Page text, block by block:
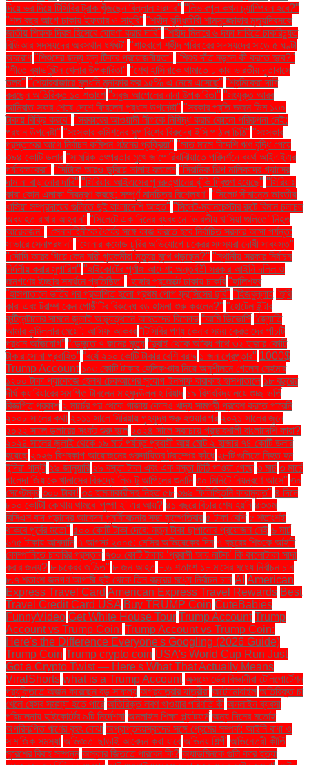
দিয়ে ভর দিয়ে টিসিবির ট্রাক খুঁজছেন বিল্লাল সরদার" "লিভারপুল কখন চ্যাম্পিয়ন হবে?"
"শত বছর আগে ঢাকায় ইফতার ও সাহ্‌রি" "শহীদ বুদ্ধিজীবী শামসুজ্জোহার মৃত্যুদিবসকে
জাতীয় শিক্ষক দিবস হিসেবে ঘোষণা করার দাবি" "শহীদ মিনারে ৬ দফা দাবিতে চাকরিচ্যুত
বিডিআর সদস্যদের অবস্থান ধর্মঘট" "শাহবাগে শহীদ পরিবারের সদস্যদের সাড়ে ৫ ঘণ্টা
অবরোধ "শিশুদের জন্য ফ্লু টিকার প্রয়োজনীয়তা" "শিশুর দাঁত নড়লে কী করতে হবে?"
"শীতে ব্যাডমিন্টন খেলার উপকারিতা" "শেখ হাসিনাকে থামাতে ঢাকায় ভারতীয় দূতাবাসে
তলব" "শেয়ারবাজারে মূলধনি মুনাফার কর ১৫% এ নেমে এসেছে" "শ্রমিকেরা দাবি
করছেন অতিরিক্ত ১০ শতাংশ "সবুজ আপেলের নানা উপকারিতা" "সংযুক্ত আরব
আমিরাত সফর শেষে দেশে ফিরলেন প্রধান উপদেষ্টা" "সরকার প্রতি ডজন ডিম ১৩০
টাকায় বিক্রি করবে" "সরকারের আওয়ামী লীগকে নিষিদ্ধ করার কোনো পরিকল্পনা নেই:
প্রধান উপদেষ্টা" "সংস্কার কমিশনের সুপারিশের বিরুদ্ধে ইসি পাঠাল চিঠি" "সংস্কার
প্রস্তাবের আগে নির্বাচন কমিশন গঠনের প্রক্রিয়া" "সাত মাসে বিদেশি ঋণ বৃদ্ধি পেয়ে
৩৯৪ কোটি ডলার "সামরিক তৎপরতার মুখে জাপোরিঝঝিয়াতে পরিদর্শনে ব্যর্থ আইএইএর
পর্যবেক্ষকেরা" "সিটিকে আরও ডুবিয়ে সালাহ বললেন "সিরামিক শিল্প মালিকদের গ্যাসের
দাম না বাড়ানোর দাবি" "সিরিয়ায় আইএসের পুনরুত্থানের ঝুঁকি দ্বিগুণ হয়েছে" "সিরিয়ায়
কারা কোন এলাকা নিয়ন্ত্রণ করছে: সম্পূর্ণ মানচিত্র বিশ্লেষণ" "সিলেট সীমান্তে ভারতীয়
খাসিয়া সম্প্রদায়ের গুলিতে দুই বাংলাদেশি আহত" "সিলেট-ম্যানচেস্টার রুটে বিমান চলাচল
অব্যাহত রাখার আহ্বান" "সিলেটে এক দিনের ব্যবধানে ‘ভারতীয় খাসিয়া গু‌লিতে’ নিহত
আরেকজন" "সেনাবাহিনীকে ধৈর্যের সঙ্গে কাজ করতে হবে নির্বাচিত সরকার আসা পর্যন্ত:
সাভারে সেনাপ্রধান" "সোনার কমোড চুরির অভিযোগে চক্রের সদস্যরা দোষী সাব্যস্ত"
"সৌদি আরব গিয়ে কেন নারী গৃহকর্মীরা মৃত্যুর মুখে পড়ছেন?" "স্থানীয় সরকার নির্বাচন
নির্দলীয় করার সুপারিশ" "হাইকোর্টের পূর্ণাঙ্গ আদেশ: অন্তর্বর্তী সরকার আইনি দলিল ও
জনগণের ইচ্ছার সমর্থনে প্রতিষ্ঠিত" "হাঙ্গার প্রজেক্টে ঢাকায় চাকরি "হালিশহর
"হাসপাতালে ভর্তির পর প্রকাশিত হলো প্রথম পোপ ফ্রান্সিসের ছবি" "হিজবুল্লাহ "হুথি
কারা এবং ট্রাম্প কেন গোষ্ঠীটির বিরুদ্ধে বড় হামলা শুরু করলেন?" "হোটেল ইন্টার
কন্টিনেন্টালের সামনে জুলাই অভ্যুত্থানে আহতদের বিক্ষোভ “আমি ডিভোর্সি “জ্যোতি
আমার কুমিল্লার মেয়ে”: আসিফ আকবর “টিসিবির পণ্য কেনার সময় ক্রেতাদের পাঁচটি
প্রধান অভিযোগ” “ডেঙ্গুতে ৭ জনের মৃত্যু “দুবাই থেকে অবৈধ পথে ৩২ হাজার কোটি
টাকার সোনা প্রবাহিত” “বর্ষে ২০০ কোটি টাকার বেশি বরাদ্দ ১ জন গ্রেপ্তার" 1000$
Trump Account ১০৩ কোটি টাকার হেলিকপ্টার নিয়ে অনুশীলনে গেলেন নেইমার
১২০০ টাকা প্যাকেজে হেলথ চেকআপের সুযোগ ইনসাফ বারাকাহ হাসপাতালে ১৮ বছরের
দীর্ঘ ক্যারিয়ারের সমাপ্তি টানলেন মাহমুদউল্লাহ রিয়াদ ১৯ বিশ্ববিদ্যালয়ে গুচ্ছ ভর্তি
বিজ্ঞপ্তি প্রকাশ ২ মার্চের পর থেকে গাজায় কোনও খাদ্য সামগ্রী প্রবেশ করতে পারেনি
২০০৮ সালের কথা ২০১১ সালে সিরিয়ায় গৃহযুদ্ধ শুরু হওয়ার পর ২০২১ সালের জুনে
২০২২ সালে ডলারের সংকট শুরু হলে ২০২৪ সালে সবচেয়ে প্রভাবশালী বাংলাদেশি কারা?
২০২৪ সালের জুলাই থেকে ১৯ মার্চ পর্যন্ত প্রবাসী আয় মোট ২ হাজার ৭৪ কোটি ডলার
হয়েছে ২০২৬ বিশ্বকাপ আয়োজনের গুরুদায়িত্ব ট্রাম্পের কাঁধে ২৮টি গুলিতে নিহত হন
ইন্দিরা গান্ধী ২৯ জানুয়ারি ২৯ বস্তা টাকা এবং এক বস্তা চিঠি পাওয়া গেছে ৩ মার্চ ৩ মার্চে
খালেদা জিয়াকে খালাসের বিরুদ্ধে লিভ টু আপিলের শুনানি ৩০ মিনিটে নিয়ন্ত্রণে আসে" ৩০
সেপ্টেম্বর ৩০০ টাকা! ৩৩ হামলাকারীসহ নিহত ৫৮ ৩৬৯ ফিলিস্তিনি কারামুক্ত" ৪ দিনে
৮০০ কোটি! কোথায় থামবে 'পুষ্পা ২' এর আয়? ৪১ বছরে বিচার শেষ হয়নি ৪৩তম
বিসিএস বাদ পড়াদের আবেদন পুনর্বিবেচনার সভা বৃহস্পতিবার ৫ টাকা বেশি ৫ শতাংশই
থাকবে পূর্বের মতো" ৫০০ কোটি টাকা দেবে: নতুন টাকা ছাপানোর প্রয়োজন নেই ৬ মার্চ
৬৭৫ টাকায় আমদানি ৭ আগস্ট ২০০৫: মেসির অভিষেকের দিন ৭ বছরের শিশুকে আইটি
কোম্পানিতে চাকরির প্রস্তাব ৭৩০ কোটি টাকার ‘প্রবাসী আয় নাটক’ কি কালোটাকা সাদা
করার জন্য? ৮ চক্রের জড়িত" ৮ জন আহত ৮.৬ শতাংশ ১৮ মাসের মধ্যে নির্বাচন চান
৮.৭ শতাংশ জনগণ আগামী দুই থেকে তিন বছরের মধ্যে নির্বাচন চান AI American
Express Travel Card American Express Travel Rewards Best
Travel Credit Card USA Buy TRUMP Coin CuteBabies
FunnyVideo Get White House Tour Trump Account Trump
Account vs Trump Coin: Trump Account vs Trump Coin:
Here's the Difference Everyone's Googling (2026 Guide)
Trump Coin Trump crypto coin USA's World Cup Run Just
Got a Crypto Twist — Here's What That Actually Means
ViralShorts what is a Trump Account অক্সফোর্ডের বিজ্ঞানীরা টেলিপোর্টেশন
প্রযুক্তিতে অর্জন করেছেন বড় সাফল্য অগ্রযাত্রার যাত্রীরা অটোমোবাইল অতিরিক্ত চা
খেলে যেসব সমস্যা হতে পারে অতিরিক্ত লবণ খাওয়ার পরিণতি কী অনলাইন ব্যবসা
পরিচালনায় হাইকোর্টের ৯টি নির্দেশনা অনলাইন শিক্ষা প্ল্যাটফর্ম অন্য দিনের মতোই
অপরিকল্পিত ঋণের বৃহৎ বোঝা অপ্রাপ্তবয়স্কদের সঙ্গে প্রেমের সম্পর্ক: আইনি বাধা ও
সামাজিক সমস্যা অভিজ্ঞতা ছাড়াই আবেদন করা যাবে অভিনয় শিল্পী অভিনেত্রী কীর্তি
সুরেশের বিবাহ সম্পন্ন অস্কার জিততে পারবেন কি? অ্যাডমিনকে গুলি করে হত্যা